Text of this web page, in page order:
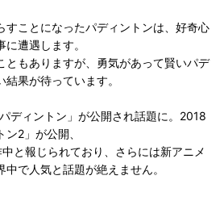
すことになったパディントンは、好奇心
遭遇します。
ともありますが、勇気があって賢いパデ
果が待っています。
ディントン」が公開され話題に。2018
2」が公開、
と報じられており、さらには新アニメ
で人気と話題が絶えません。